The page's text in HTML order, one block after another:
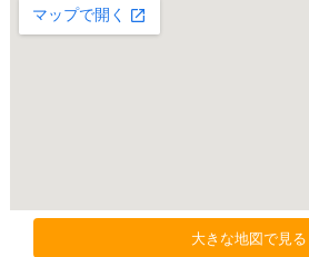
大きな地図で見る